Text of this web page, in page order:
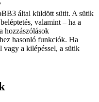
által küldött sütit. A sütik
valamint – ha a
hozzászólások
hasonló funkciók. Ha
vagy a kilépéssel, a sütik